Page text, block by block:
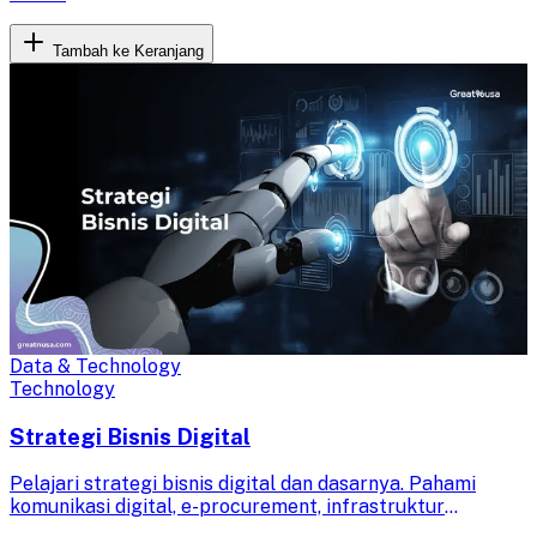
Tambah ke Keranjang
Data & Technology
Technology
Strategi Bisnis Digital
Pelajari strategi bisnis digital dan dasarnya. Pahami
komunikasi digital, e-procurement, infrastruktur